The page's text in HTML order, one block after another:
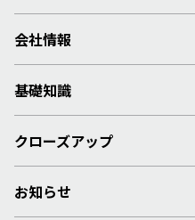
会社情報
基礎知識
クローズアップ
お知らせ